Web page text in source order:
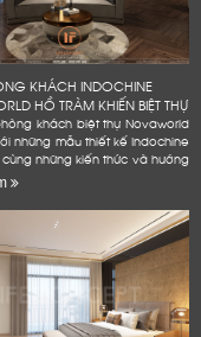
KHÁCH INDOCHINE
HỒ TRÀM KHIẾN BIỆT THỰ
khách biệt thự Novaworld
những mẫu thiết kế Indochine
những kiến thức và hướng
dễ dàng áp dụng. Bạn